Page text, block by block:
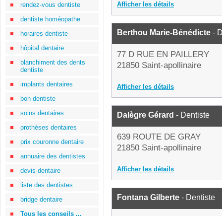
rendez-vous dentiste
dentiste homéopathe
horaires dentiste
hôpital dentaire
blanchiment des dents
dentiste
implants dentaires
bon dentiste
soins dentaires
prothèses dentaires
prix couronne dentaire
annuaire des dentistes
devis dentaire
liste des dentistes
bridge dentaire
Tous les conseils ...
Afficher les détails
Berthou Marie-Bénédicte -
77 D RUE EN PAILLERY
21850 Saint-apollinaire
Afficher les détails
Dalègre Gérard - Dentiste
639 ROUTE DE GRAY
21850 Saint-apollinaire
Afficher les détails
Fontana Gilberte - Dentiste